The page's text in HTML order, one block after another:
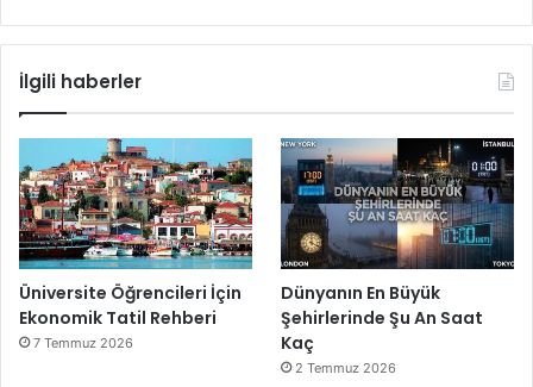
İlgili haberler
Üniversite Öğrencileri İçin
Ekonomik Tatil Rehberi
7 Temmuz 2026
Dünyanın En Büyük
Şehirlerinde Şu An Saat
Kaç
2 Temmuz 2026